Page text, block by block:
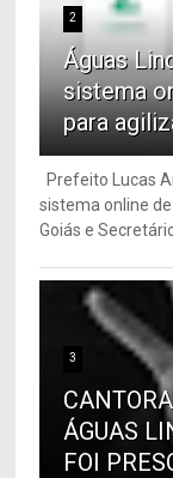
2
Águas
sistema
para
Prefeito Lucas
sistema online
Goiás e
3
ÁGUAS
FOI